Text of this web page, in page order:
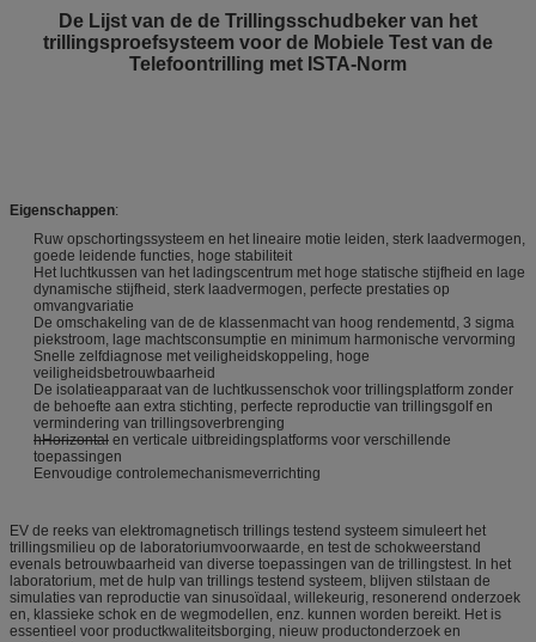
De Lijst van de de Trillingsschudbeker van het
trillingsproefsysteem voor de Mobiele Test van de
Telefoontrilling met ISTA-Norm
Eigenschappen:
Ruw opschortingssysteem en het lineaire motie leiden, sterk laadvermogen,
goede leidende functies, hoge stabiliteit
Het luchtkussen van het ladingscentrum met hoge statische stijfheid en lage
dynamische stijfheid, sterk laadvermogen, perfecte prestaties op
omvangvariatie
De omschakeling van de de klassenmacht van hoog rendementd, 3 sigma
piekstroom, lage machtsconsumptie en minimum harmonische vervorming
Snelle zelfdiagnose met veiligheidskoppeling, hoge
veiligheidsbetrouwbaarheid
De isolatieapparaat van de luchtkussenschok voor trillingsplatform zonder
de behoefte aan extra stichting, perfecte reproductie van trillingsgolf en
vermindering van trillingsoverbrenging
hHorizontal en verticale uitbreidingsplatforms voor verschillende
toepassingen
Eenvoudige controlemechanismeverrichting
EV de reeks van elektromagnetisch trillings testend systeem simuleert het
trillingsmilieu op de laboratoriumvoorwaarde, en test de schokweerstand
evenals betrouwbaarheid van diverse toepassingen van de trillingstest. In het
laboratorium, met de hulp van trillings testend systeem, blijven stilstaan de
simulaties van reproductie van sinusoïdaal, willekeurig, resonerend onderzoek
en, klassieke schok en de wegmodellen, enz. kunnen worden bereikt. Het is
essentieel voor productkwaliteitsborging, nieuw productonderzoek en